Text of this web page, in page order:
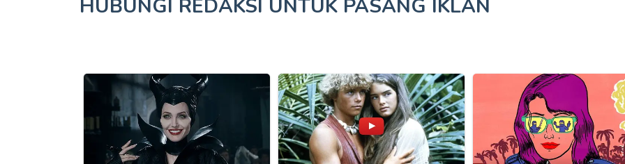
HUBUNGI REDAKSI UNTUK PASANG IKLAN